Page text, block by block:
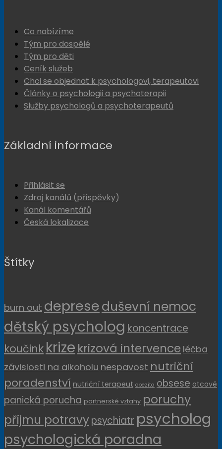
Co nabízíme
Tým pro dospělé
Tým pro děti
Ceník služeb
Chci se objednat k psychologovi, terapeutovi
Články o psychologii a psychoterapii
Služby psychologů a psychoterapeutů
Základní informace
Přihlásit se
Zdroj kanálů (příspěvky)
Kanál komentářů
Česká lokalizace
Štítky
burn out depreseduševní nemoc
dětský psycholog koncentrace
koučink krize krizová intervence léčba
závislosti na alkoholu nespavost nutriční
poradenství nutriční terapeut obezita obsese otcové
panická porucha partnerské vztahy poruchy
příjmu potravypsychiatr psycholog
psychologická poradna